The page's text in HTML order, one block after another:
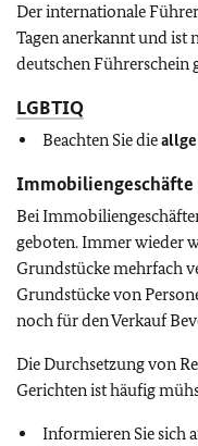
Der internationale
Tagen anerkannt und
deutschen Führerschein
LGBTIQ
Beachten Sie die
Immobiliengeschäfte
Bei
geboten. Immer wieder
Grundstücke mehrfach
Grundstücke von
noch für den Verkauf
Die Durchsetzung von
Gerichten ist häufig
Informieren Sie sich